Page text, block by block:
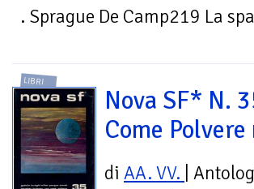
. Sprague De Camp219 La
LIBRI
Nova SF* N.
Come
di AA. VV. |